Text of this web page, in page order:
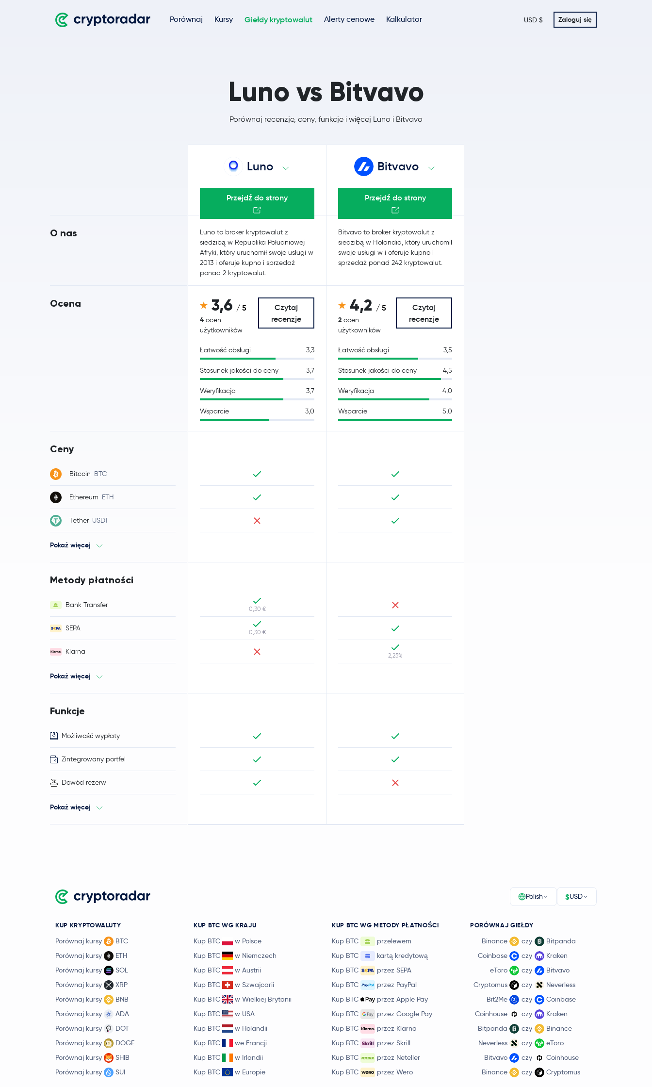
Porównaj Kursy Giełdy kryptowalut Alerty cenowe Kalkulator USD $ Zaloguj się
Luno vs Bitvavo
Porównaj recenzje, ceny, funkcje i więcej Luno i Bitvavo
O nas
Ocena
Ceny
Bitcoin BTC
Ethereum ETH
Tether USDT
Pokaż więcej
Metody płatności
Bank Transfer
SEPA
Klarna
Pokaż więcej
Funkcje
Możliwość wypłaty
Zintegrowany portfel
Dowód rezerw
Pokaż więcej
Luno
Przejdź do strony
Luno to broker kryptowalut z
siedzibą w Republika Południowej
Afryki, który uruchomił swoje usługi w
2013 i oferuje kupno i sprzedaż
ponad 2 kryptowalut.
3,6 / 5
4 ocen
użytkowników
Czytaj
recenzje
Łatwość obsługi 3,3
Stosunek jakości do ceny 3,7
Weryfikacja 3,7
Wsparcie 3,0
0,30 €
0,30 €
Bitvavo
Przejdź do strony
Bitvavo to broker kryptowalut z
siedzibą w Holandia, który uruchomił
swoje usługi w i oferuje kupno i
sprzedaż ponad 242 kryptowalut.
4,2 / 5
2 ocen
użytkowników
Czytaj
recenzje
Łatwość obsługi 3,5
Stosunek jakości do ceny 4,5
Weryfikacja 4,0
Wsparcie 5,0
2,25%
Polish $USD
KUP KRYPTOWALUTY
Porównaj kursy
BTC
Porównaj kursy
ETH
Porównaj kursy
SOL
Porównaj kursy
XRP
Porównaj kursy
BNB
Porównaj kursy
ADA
Porównaj kursy
DOT
Porównaj kursy
DOGE
Porównaj kursy
SHIB
Porównaj kursy
SUI
KUP BTC WG KRAJU
Kup BTC
w Polsce
Kup BTC
w Niemczech
Kup BTC
w Austrii
Kup BTC
w Szwajcarii
Kup BTC
w Wielkiej Brytanii
Kup BTC
w USA
Kup BTC
w Holandii
Kup BTC
we Francji
Kup BTC
w Irlandii
Kup BTC
w Europie
KUP BTC WG METODY PŁATNOŚCI
Kup BTC
przelewem
Kup BTC
kartą kredytową
Kup BTC
przez SEPA
Kup BTC
przez PayPal
Kup BTC
przez Apple Pay
Kup BTC
przez Google Pay
Kup BTC
przez Klarna
Kup BTC
przez Skrill
Kup BTC
przez Neteller
Kup BTC
przez Wero
PORÓWNAJ GIEŁDY
Binance czy
Bitpanda
Coinbase
czy
Kraken
eToro
czy
Bitvavo
Cryptomus
czy
Neverless
Bit2Me
czy
Coinbase
Coinhouse
czy
Kraken
Bitpanda
czy
Binance
Neverless
czy
eToro
Bitvavo
czy
Coinhouse
Binance
czy Cryptomus